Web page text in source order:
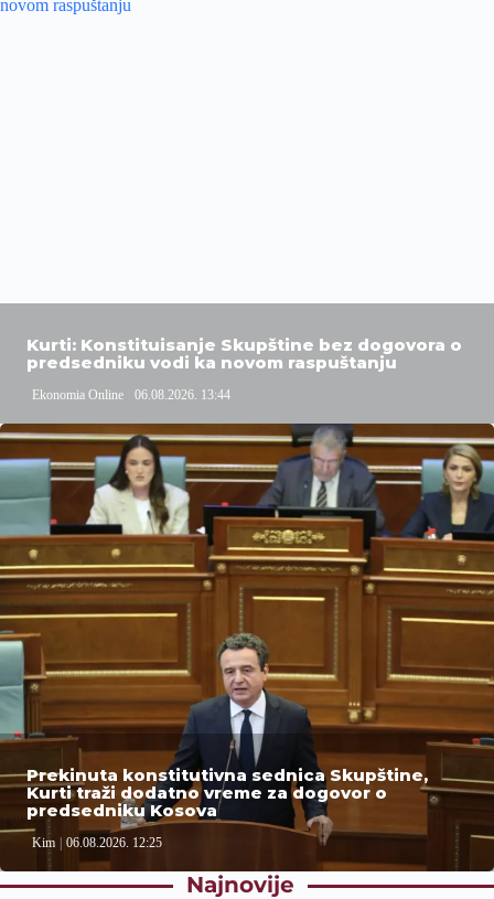
Kurti: Konstituisanje Skupštine bez dogovora o
predsedniku vodi ka novom raspuštanju
Ekonomia Online 06.08.2026. 13:44
Prekinuta konstitutivna sednica Skupštine,
Kurti traži dodatno vreme za dogovor o
predsedniku Kosova
Kim 06.08.2026. 12:25
Najnovije